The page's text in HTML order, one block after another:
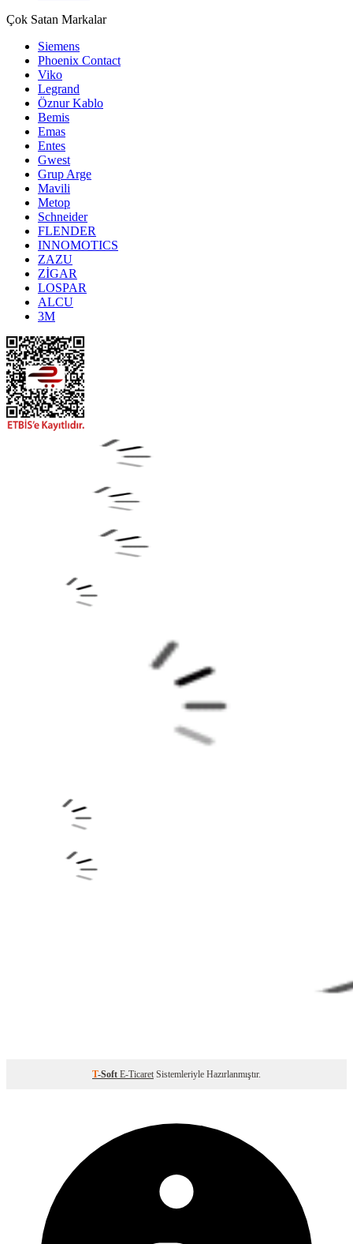
Çok Satan Markalar
Siemens
Phoenix Contact
Viko
Legrand
Öznur Kablo
Bemis
Emas
Entes
Gwest
Grup Arge
Mavili
Metop
Schneider
FLENDER
INNOMOTICS
ZAZU
ZİGAR
LOSPAR
ALCU
3M
T-Soft E-Ticaret Sistemleriyle Hazırlanmıştır.